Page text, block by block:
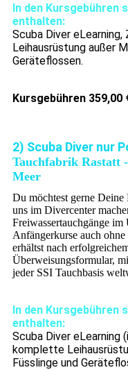
In den Kursgebühren
enthalten:
Scuba Diver
Leihausrüstung außer
Geräteflossen.
Kursgebühren 359,00
2) Scuba Diver nur
Tauchfabrik Rastatt
Meer
Du möchtest gerne
uns im Divercenter
Freiwassertauchgänge
Anfängerkurse auch
erhältst nach
Überweisungsformular,
jeder SSI Tauchbasis
In den Kursgebühren
enthalten:
Scuba Diver eLearning
komplette
Füsslinge und